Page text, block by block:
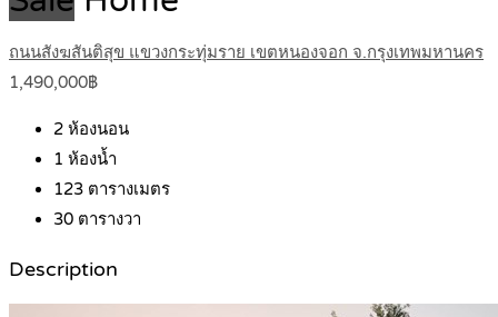
ถนนสังฆสันติสุข แขวงกระทุ่มราย เขตหนองจอก จ.กรุงเทพมหานคร
1,490,000฿
2 ห้องนอน
1 ห้องน้ำ
123 ตารางเมตร
30 ตารางวา
Description